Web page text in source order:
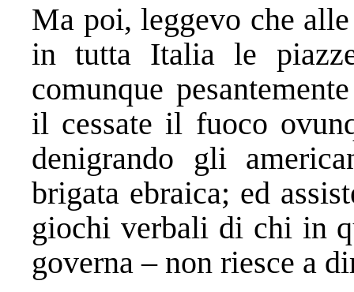
Ma poi, leggevo che
in tutta Italia le
comunque
il cessate il fuoco
denigrando gli
brigata ebraica; ed
giochi verbali di chi in
governa – non riesce a